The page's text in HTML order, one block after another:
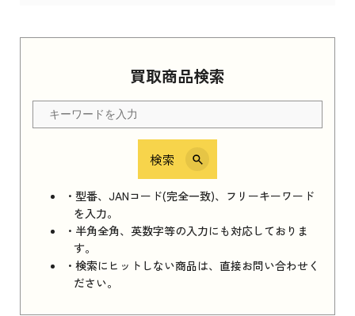
買取商品検索
検索
・型番、JANコード(完全一致)、フリーキーワード
を入力。
・半角全角、英数字等の入力にも対応しておりま
す。
・検索にヒットしない商品は、直接お問い合わせく
ださい。
Apple Watch Series 11 2025 新品買取価格はこ
ちら
iPhone 16e シリーズ 2025
iPhone 16e シリーズ 2025 新品買取価格はこち
ら
iPad 11インチ 2025年春モデル